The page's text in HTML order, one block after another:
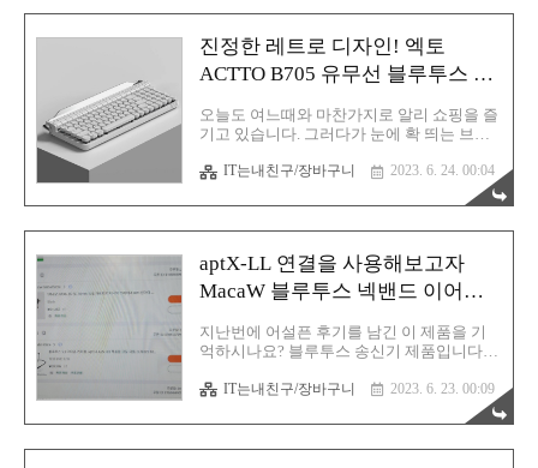
이건 유튜브나 인스타그램에서도 이미 진행
중인 기능이죠. 고정 댓글이라고 부르는 그
것입니다. 이 시스템이 티스토리에도 도입된
것입니다. 하지만 티스토리 댓글/방명록 중
로 배치 순서입니다. 댓글을 남길 수 있는 대
부분의 플랫폼이 그러하듯 최신 댓글이 아래
습니다. 허나 저는 최신 댓글일수록 위로 쌓
여야 한다고 생각합니다. 그래야 열람도 더
빠를테니까요. 그래서 신형 댓글(방명..
진정한 레트로 디자인! 엑토
ACTTO B705 유무선 블루투스 기
오늘도 여느때와 마찬가지로 알리 쇼핑을 즐
기고 있습니다. 그러다가 눈에 확 띄는 브랜
어있군요. 그렇습니다. 이 회사는 한국에서
엑토라고 알려진 곳입니다. 엑토는 PC 주변
기기를 판매하는 회사죠. 나름 인지도가 있
는 회사입니다. 엑토 브랜드를 알리에서 만
키보드는 진짜 너무 이뻐서 더욱 시선이 꽂
혔습니다. 이게 레트로다! 80.0US $ |Doqo
Magic Trackpad Bluetooth Split Keyboard
Scissor Mechnism Magnetic For Ipad Pro
12.9/11 2018 2020 - Tablet Keyboar Smarter
Shopping, Better Living! Aliexpres..
IT는내친구/장바구니 2023. 6. 24. 00:04
aptX-LL 연결을 사용해보고자
MacaW 블루투스 넥밴드 이어폰 +
지난번에 어설픈 후기를 남긴 이 제품을 기
억하시나요? 블루투스 송신기 제품입니다.
신다면 아래의 글을 먼저 한번 스윽 정독해
주시기 바랍니다. 길지 않아서 금방 읽을 수
있습니다. AptxHD LL 저지연 블루투스 5.2
송신기 BLS TX40 를 장만했지만 그렇습니
IT는내친구/장바구니 2023. 6. 23. 00:09